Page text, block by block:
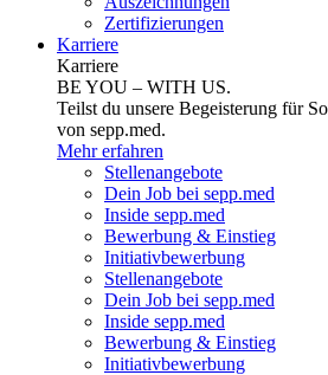
Zertifizierungen
Karriere
Karriere
BE YOU – WITH US.
Teilst du unsere Begeisterung für
von sepp.med.
Mehr erfahren
Stellenangebote
Dein Job bei sepp.med
Inside sepp.med
Bewerbung & Einstieg
Initiativbewerbung
Stellenangebote
Dein Job bei sepp.med
Inside sepp.med
Bewerbung & Einstieg
Initiativbewerbung